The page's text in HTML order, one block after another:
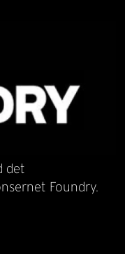
det
Foundry.